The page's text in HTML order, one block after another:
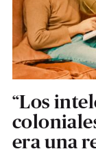
“Los
era una